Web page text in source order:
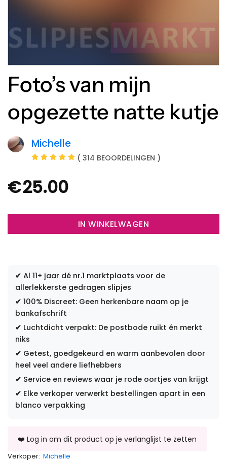
Foto’s van mijn
opgezette natte kutje
Michelle
( 314 BEOORDELINGEN )
€25.00
IN WINKELWAGEN
✔ Al 11+ jaar dé nr.1 marktplaats voor de
allerlekkerste gedragen slipjes
✔ 100% Discreet: Geen herkenbare naam op je
bankafschrift
✔ Luchtdicht verpakt: De postbode ruikt én merkt
niks
✔ Getest, goedgekeurd en warm aanbevolen door
heel veel andere liefhebbers
✔ Service en reviews waar je rode oortjes van krijgt
✔ Elke verkoper verwerkt bestellingen apart in een
blanco verpakking
Verkoper: Michelle